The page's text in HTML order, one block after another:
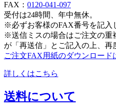
FAX： 0120-041-097
受付は24時間、年中無休。
※必ずお客様のFAX番号を記入
※送信ミスの場合はご注文の重
が「再送信」とご記入の上、再
ご注文FAX用紙のダウンロード
詳しくはこちら
送料について